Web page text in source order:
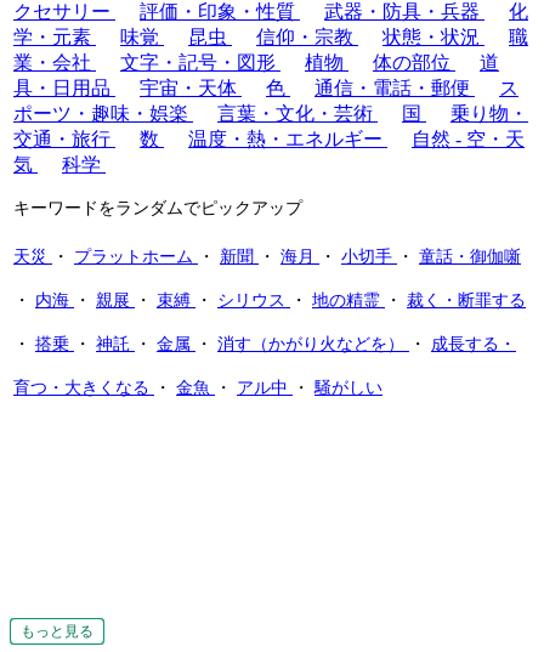
もっと見る
もっと見る
もっと見る
もっと見る
もっと見る
もっと見る
もっと見る
もっと見る
もっと見る
クセサリー
評価・印象・性質 武器・防具・兵器
化
学・元素
味覚 昆虫 信仰・宗教 状態・状況
職
業・会社
文字・記号・図形 植物 体の部位
道
具・日用品
宇宙・天体 色 通信・電話・郵便
ス
ポーツ・趣味・娯楽
言葉・文化・芸術 国
乗り物・
交通・旅行
数 温度・熱・エネルギー
自然 - 空・天
気
科学
キーワードをランダムでピックアップ
天災 ・ プラットホーム ・ 新聞 ・ 海月 ・ 小切手 ・ 童話・御伽噺
・ 内海 ・ 親展 ・ 束縛 ・ シリウス ・ 地の精霊 ・ 裁く・断罪する
・ 搭乗 ・ 神託 ・ 金属 ・ 消す（かがり火などを） ・ 成長する・
育つ・大きくなる ・ 金魚 ・ アル中 ・ 騒がしい